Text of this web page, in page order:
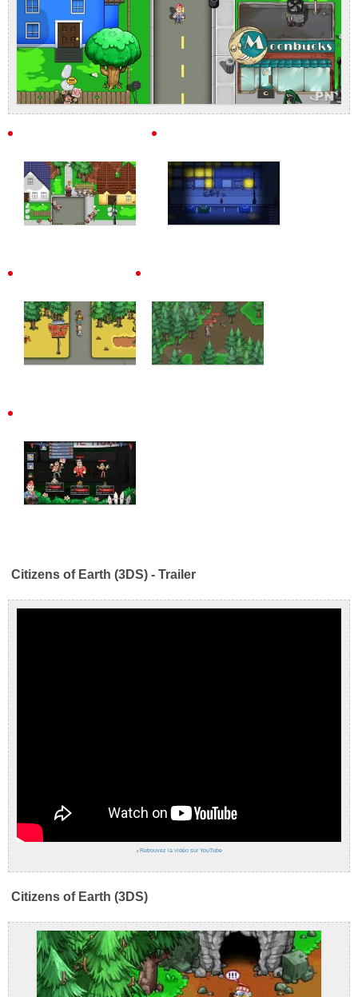
Citizens of Earth (3DS) - Trailer
› Retrouvez la vidéo sur YouTube
Citizens of Earth (3DS)